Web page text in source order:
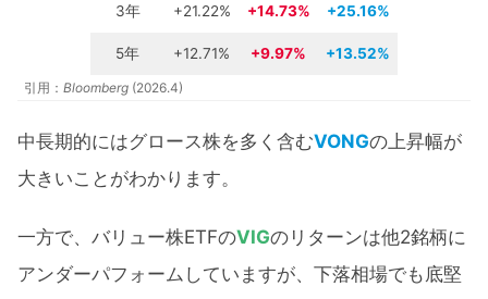
3年 +21.22% +14.73% +25.16%
5年 +12.71% +9.97% +13.52%
引用： Bloomberg (2026.4)
中長期的にはグロース株を多く含むVONGの上昇幅が
大きいことがわかります。
一方で、バリュー株ETFのVIGのリターンは他2銘柄に
アンダーパフォームしていますが、下落相場でも底堅